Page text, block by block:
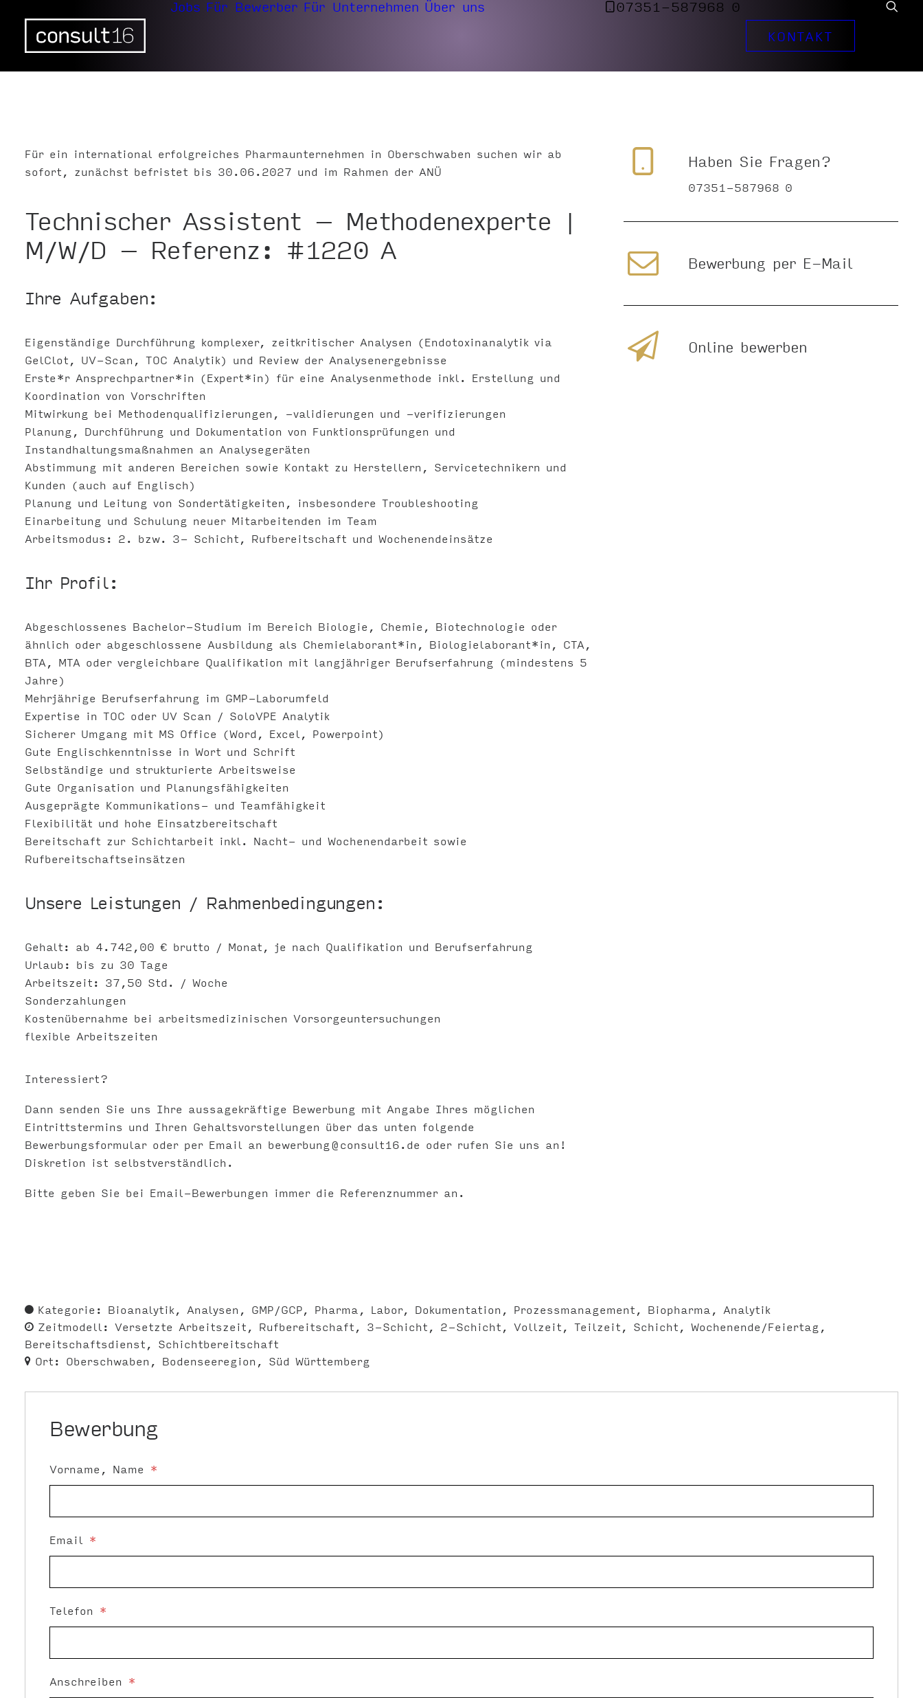
Jobs Für Bewerber Für Unternehmen Über uns
07351-587968 0
KONTAKT
Für ein international erfolgreiches Pharmaunternehmen in Oberschwaben suchen wir ab
sofort, zunächst befristet bis 30.06.2027 und im Rahmen der ANÜ
Technischer Assistent – Methodenexperte |
M/W/D – Referenz: #1220 A
Ihre Aufgaben:
Eigenständige Durchführung komplexer, zeitkritischer Analysen (Endotoxinanalytik via
GelClot, UV-Scan, TOC Analytik) und Review der Analysenergebnisse
Erste*r Ansprechpartner*in (Expert*in) für eine Analysenmethode inkl. Erstellung und
Koordination von Vorschriften
Mitwirkung bei Methodenqualifizierungen, -validierungen und -verifizierungen
Planung, Durchführung und Dokumentation von Funktionsprüfungen und
Instandhaltungsmaßnahmen an Analysegeräten
Abstimmung mit anderen Bereichen sowie Kontakt zu Herstellern, Servicetechnikern und
Kunden (auch auf Englisch)
Planung und Leitung von Sondertätigkeiten, insbesondere Troubleshooting
Einarbeitung und Schulung neuer Mitarbeitenden im Team
Arbeitsmodus: 2. bzw. 3- Schicht, Rufbereitschaft und Wochenendeinsätze
Ihr Profil:
Abgeschlossenes Bachelor-Studium im Bereich Biologie, Chemie, Biotechnologie oder
ähnlich oder abgeschlossene Ausbildung als Chemielaborant*in, Biologielaborant*in, CTA,
BTA, MTA oder vergleichbare Qualifikation mit langjähriger Berufserfahrung (mindestens 5
Jahre)
Mehrjährige Berufserfahrung im GMP-Laborumfeld
Expertise in TOC oder UV Scan / SoloVPE Analytik
Sicherer Umgang mit MS Office (Word, Excel, Powerpoint)
Gute Englischkenntnisse in Wort und Schrift
Selbständige und strukturierte Arbeitsweise
Gute Organisation und Planungsfähigkeiten
Ausgeprägte Kommunikations- und Teamfähigkeit
Flexibilität und hohe Einsatzbereitschaft
Bereitschaft zur Schichtarbeit inkl. Nacht- und Wochenendarbeit sowie
Rufbereitschaftseinsätzen
Unsere Leistungen / Rahmenbedingungen:
Gehalt: ab 4.742,00 € brutto / Monat, je nach Qualifikation und Berufserfahrung
Urlaub: bis zu 30 Tage
Arbeitszeit: 37,50 Std. / Woche
Sonderzahlungen
Kostenübernahme bei arbeitsmedizinischen Vorsorgeuntersuchungen
flexible Arbeitszeiten
Interessiert?
Dann senden Sie uns Ihre aussagekräftige Bewerbung mit Angabe Ihres möglichen
Eintrittstermins und Ihren Gehaltsvorstellungen über das unten folgende
Bewerbungsformular oder per Email an bewerbung@consult16.de oder rufen Sie uns an!
Diskretion ist selbstverständlich.
Bitte geben Sie bei Email-Bewerbungen immer die Referenznummer an.
Haben Sie Fragen?
07351-587968 0
Bewerbung per E-Mail
Online bewerben
Kategorie: Bioanalytik Analysen GMP/GCP Pharma Labor Dokumentation Prozessmanagement Biopharma
Analytik
Zeitmodell: Versetzte Arbeitszeit Rufbereitschaft 3-Schicht 2-Schicht Vollzeit Teilzeit Schicht
Wochenende/Feiertag
Bereitschaftsdienst
Schichtbereitschaft
Ort: Oberschwaben Bodenseeregion Süd Württemberg
Bewerbung
Vorname, Name *
Email *
Telefon *
Anschreiben *